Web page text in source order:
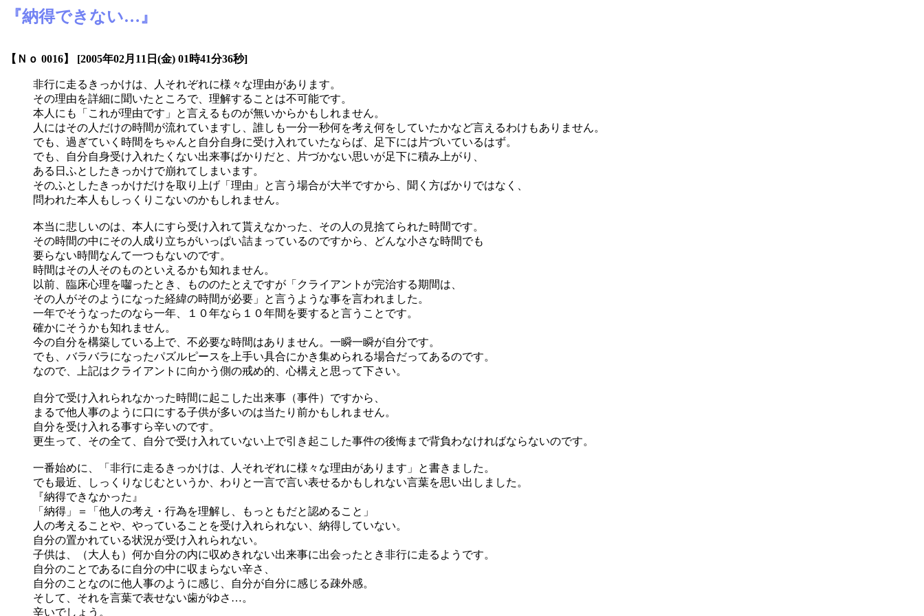
『納得できない…』
【Ｎｏ 0016】 [2005年02月11日(金) 01時41分36秒]
非行に走るきっかけは、人それぞれに様々な理由があります。
その理由を詳細に聞いたところで、理解することは不可能です。
本人にも「これが理由です」と言えるものが無いからかもしれません。
人にはその人だけの時間が流れていますし、誰しも一分一秒何を考え何をしていたかなど言えるわけもありません。
でも、過ぎていく時間をちゃんと自分自身に受け入れていたならば、足下には片づいているはず。
でも、自分自身受け入れたくない出来事ばかりだと、片づかない思いが足下に積み上がり、
ある日ふとしたきっかけで崩れてしまいます。
そのふとしたきっかけだけを取り上げ「理由」と言う場合が大半ですから、聞く方ばかりではなく、
問われた本人もしっくりこないのかもしれません。
本当に悲しいのは、本人にすら受け入れて貰えなかった、その人の見捨てられた時間です。
その時間の中にその人成り立ちがいっぱい詰まっているのですから、どんな小さな時間でも
要らない時間なんて一つもないのです。
時間はその人そのものといえるかも知れません。
以前、臨床心理を囓ったとき、もののたとえですが「クライアントが完治する期間は、
その人がそのようになった経緯の時間が必要」と言うような事を言われました。
一年でそうなったのなら一年、１０年なら１０年間を要すると言うことです。
確かにそうかも知れません。
今の自分を構築している上で、不必要な時間はありません。一瞬一瞬が自分です。
でも、バラバラになったパズルピースを上手い具合にかき集められる場合だってあるのです。
なので、上記はクライアントに向かう側の戒め的、心構えと思って下さい。
自分で受け入れられなかった時間に起こした出来事（事件）ですから、
まるで他人事のように口にする子供が多いのは当たり前かもしれません。
自分を受け入れる事すら辛いのです。
更生って、その全て、自分で受け入れていない上で引き起こした事件の後悔まで背負わなければならないのです。
一番始めに、「非行に走るきっかけは、人それぞれに様々な理由があります」と書きました。
でも最近、しっくりなじむというか、わりと一言で言い表せるかもしれない言葉を思い出しました。
『納得できなかった』
「納得」＝「他人の考え・行為を理解し、もっともだと認めること」
人の考えることや、やっていることを受け入れられない、納得していない。
自分の置かれている状況が受け入れられない。
子供は、（大人も）何か自分の内に収めきれない出来事に出会ったとき非行に走るようです。
自分のことであるに自分の中に収まらない辛さ、
自分のことなのに他人事のように感じ、自分が自分に感じる疎外感。
そして、それを言葉で表せない歯がゆさ…。
辛いでしょう。